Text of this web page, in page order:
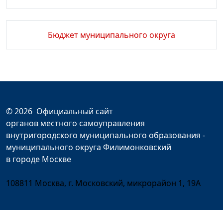
Бюджет муниципального округа
© 2026 Официальный сайт
органов местного самоуправления
внутригородского муниципального образования -
муниципального округа Филимонковский
в городе Москве
108811 Москва, г. Московский, микрорайон 1, 19А